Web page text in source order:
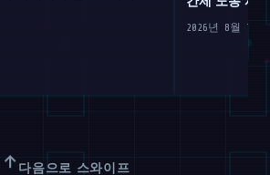
2026년 8월 7일
↑ 다음으로 스와이프